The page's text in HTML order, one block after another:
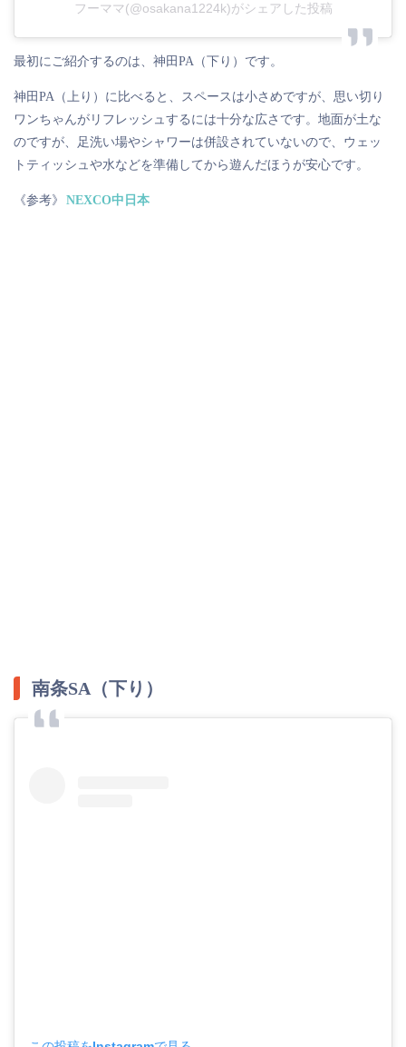
フーママ(@osakana1224k)がシェアした投稿
最初にご紹介するのは、神田PA（下り）です。
神田PA（上り）に比べると、スペースは小さめですが、思い切り
ワンちゃんがリフレッシュするには十分な広さです。地面が土な
のですが、足洗い場やシャワーは併設されていないので、ウェッ
トティッシュや水などを準備してから遊んだほうが安心です。
《参考》 NEXCO中日本
南条SA（下り）